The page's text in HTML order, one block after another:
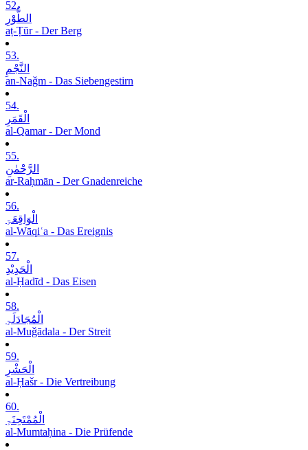
52.
الطُّوْرِ
aṭ-Ṭūr - Der Berg
53.
النَّجْمِ
an-Naǧm - Das Siebengestirn
54.
الْقَمَرِ
al-Qamar - Der Mond
55.
الرَّحْمٰنِ
ar-Raḥmān - Der Gnadenreiche
56.
الْوَاقِعَۃِ
al-Wāqiʿa - Das Ereignis
57.
الْحَدِیْدِ
al-Ḥadīd - Das Eisen
58.
الْمُجَادَلَۃِ
al-Muǧādala - Der Streit
59.
الْحَشْرِ
al-Ḥašr - Die Vertreibung
60.
الْمُمْتَحِنَۃِ
al-Mumtaḥina - Die Prüfende